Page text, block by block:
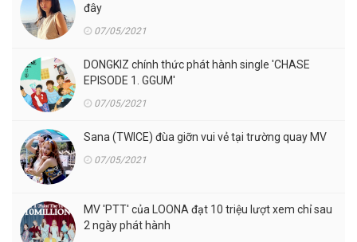
đây
07/05/2021
DONGKIZ chính thức phát hành single 'CHASE
EPISODE 1. GGUM'
07/05/2021
Sana (TWICE) đùa giỡn vui vẻ tại trường quay MV
07/05/2021
MV 'PTT' của LOONA đạt 10 triệu lượt xem chỉ sau
2 ngày phát hành